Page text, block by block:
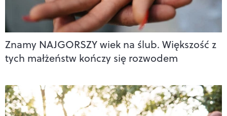
Znamy NAJGORSZY wiek na ślub. Większość z
tych małżeństw kończy się rozwodem